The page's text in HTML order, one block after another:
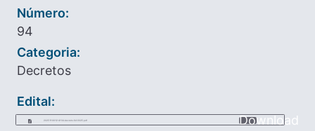
Número:
94
Categoria:
Decretos
Edital:
2025-11-06-12-41-34-decreto-94-2025.pdf Download